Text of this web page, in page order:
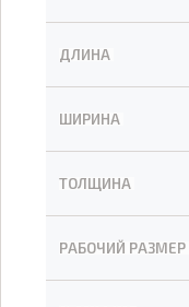
ДЛИНА
ШИРИНА
ТОЛЩИНА
РАБОЧИЙ РАЗМЕР